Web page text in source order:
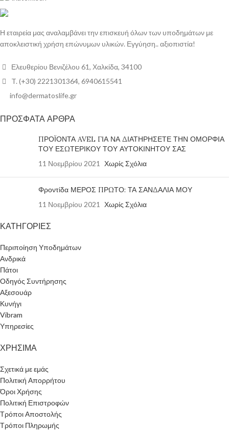
Η εταιρεία μας αναλαμβάνει την επισκευή όλων των υποδημάτων με
αποκλειστική χρήση επώνυμων υλικών. Εγγύηση.. αξιοπιστία!
Ελευθερίου Βενιζέλου 61, Χαλκίδα, 34100
T. (+30) 2221301364, 6940615541
info@dermatoslife.gr
ΠΡΟΣΦΑΤΑ ΑΡΘΡΑ
ΠΡΟΪΟΝΤΑ AVEL ΓΙΑ ΝΑ ΔΙΑΤΗΡΗΣΕΤΕ ΤΗΝ ΟΜΟΡΦΙΑ
ΤΟΥ ΕΣΩΤΕΡΙΚΟΥ ΤΟΥ ΑΥΤΟΚΙΝΗΤΟΥ ΣΑΣ
11 Νοεμβρίου 2021 Χωρίς Σχόλια
Φροντίδα ΜΕΡΟΣ ΠΡΩΤΟ: ΤΑ ΣΑΝΔΑΛΙΑ ΜΟΥ
11 Νοεμβρίου 2021 Χωρίς Σχόλια
ΚΑΤΗΓΟΡΙΕΣ
Περιποίηση Υποδημάτων
Ανδρικά
Πάτοι
Οδηγός Συντήρησης
Αξεσουάρ
Κυνήγι
Vibram
Υπηρεσίες
ΧΡΗΣΙΜΑ
Σχετικά με εμάς
Πολιτική Απορρήτου
Όροι Χρήσης
Πολιτική Επιστροφών
Τρόποι Αποστολής
Τρόποι Πληρωμής